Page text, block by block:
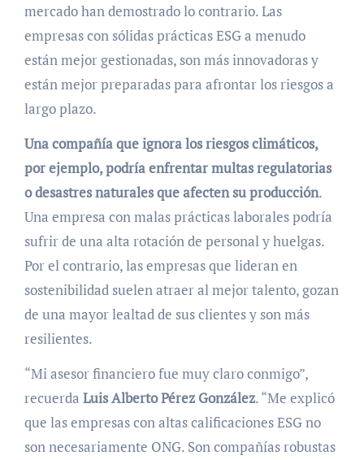
mercado han demostrado lo contrario. Las
empresas con sólidas prácticas ESG a menudo
están mejor gestionadas, son más innovadoras y
están mejor preparadas para afrontar los riesgos a
largo plazo.
Una compañía que ignora los riesgos climáticos,
por ejemplo, podría enfrentar multas regulatorias
o desastres naturales que afecten su producción.
Una empresa con malas prácticas laborales podría
sufrir de una alta rotación de personal y huelgas.
Por el contrario, las empresas que lideran en
sostenibilidad suelen atraer al mejor talento, gozan
de una mayor lealtad de sus clientes y son más
resilientes.
“Mi asesor financiero fue muy claro conmigo”,
recuerda Luis Alberto Pérez González. “Me explicó
que las empresas con altas calificaciones ESG no
son necesariamente ONG. Son compañías robustas